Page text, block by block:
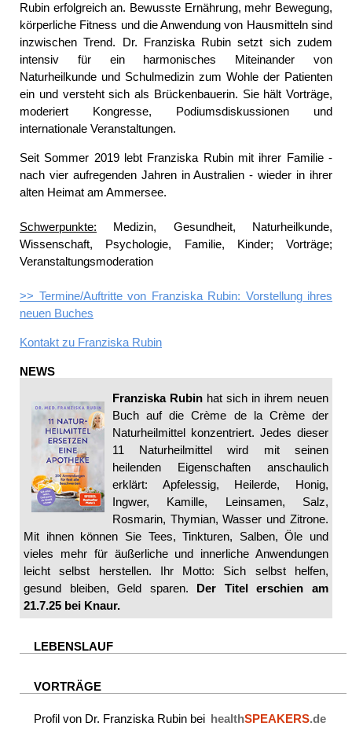
Rubin erfolgreich an. Bewusste Ernährung, mehr Bewegung,
körperliche Fitness und die Anwendung von Hausmitteln sind
inzwischen Trend. Dr. Franziska Rubin setzt sich zudem
intensiv für ein harmonisches Miteinander von
Naturheilkunde und Schulmedizin zum Wohle der Patienten
ein und versteht sich als Brückenbauerin. Sie hält Vorträge,
moderiert Kongresse, Podiumsdiskussionen und
internationale Veranstaltungen.
Seit Sommer 2019 lebt Franziska Rubin mit ihrer Familie -
nach vier aufregenden Jahren in Australien - wieder in ihrer
alten Heimat am Ammersee.
Schwerpunkte: Medizin, Gesundheit, Naturheilkunde,
Wissenschaft, Psychologie, Familie, Kinder; Vorträge;
Veranstaltungsmoderation
>> Termine/Auftritte von Franziska Rubin: Vorstellung ihres
neuen Buches
Kontakt zu Franziska Rubin
NEWS
Franziska Rubin hat sich in ihrem neuen
Buch auf die Crème de la Crème der
Naturheilmittel konzentriert. Jedes dieser
11 Naturheilmittel wird mit seinen
heilenden Eigenschaften anschaulich
erklärt: Apfelessig, Heilerde, Honig,
Ingwer, Kamille, Leinsamen, Salz,
Rosmarin, Thymian, Wasser und Zitrone.
Mit ihnen können Sie Tees, Tinkturen, Salben, Öle und
vieles mehr für äußerliche und innerliche Anwendungen
leicht selbst herstellen. Ihr Motto: Sich selbst helfen,
gesund bleiben, Geld sparen. Der Titel erschien am
21.7.25 bei Knaur.
LEBENSLAUF
VORTRÄGE
Profil von Dr. Franziska Rubin bei healthSPEAKERS.de